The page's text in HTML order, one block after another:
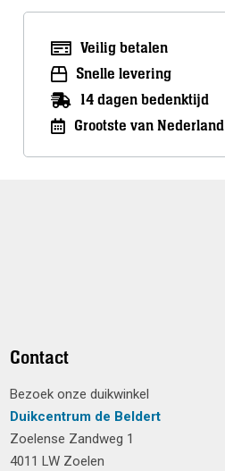
Veilig betalen
Snelle levering
14 dagen bedenktijd
Grootste van Nederland
Contact
Bezoek onze duikwinkel
Duikcentrum de Beldert
Zoelense Zandweg 1
4011 LW Zoelen